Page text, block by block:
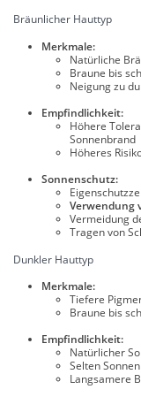
Bräunlicher Hauttyp
Merkmale:
Natürliche
Braune bis
Neigung zu
Empfindlichkeit:
Höhere
Sonnenbrand
Höheres
Sonnenschutz:
Verwendung
Vermeidung
Tragen von
Dunkler Hauttyp
Merkmale:
Tiefere
Braune bis
Empfindlichkeit:
Natürlicher
Selten
Langsamere